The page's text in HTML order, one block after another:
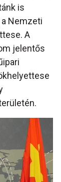
is
a Nemzeti
A
jelentős